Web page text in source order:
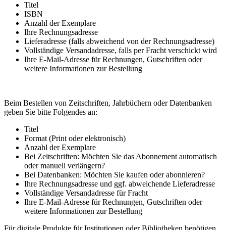
Titel
ISBN
Anzahl der Exemplare
Ihre Rechnungsadresse
Lieferadresse (falls abweichend von der Rechnungsadresse)
Vollständige Versandadresse, falls per Fracht verschickt wird
Ihre E-Mail-Adresse für Rechnungen, Gutschriften oder
weitere Informationen zur Bestellung
Beim Bestellen von Zeitschriften, Jahrbüchern oder Datenbanken
geben Sie bitte Folgendes an:
Titel
Format (Print oder elektronisch)
Anzahl der Exemplare
Bei Zeitschriften: Möchten Sie das Abonnement automatisch
oder manuell verlängern?
Bei Datenbanken: Möchten Sie kaufen oder abonnieren?
Ihre Rechnungsadresse und ggf. abweichende Lieferadresse
Vollständige Versandadresse für Fracht
Ihre E-Mail-Adresse für Rechnungen, Gutschriften oder
weitere Informationen zur Bestellung
Für digitale Produkte für Institutionen oder Bibliotheken benötigen